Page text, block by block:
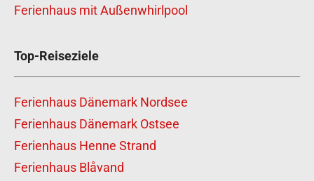
Ferienhaus mit Außenwhirlpool
Top-Reiseziele
Ferienhaus Dänemark Nordsee
Ferienhaus Dänemark Ostsee
Ferienhaus Henne Strand
Ferienhaus Blåvand